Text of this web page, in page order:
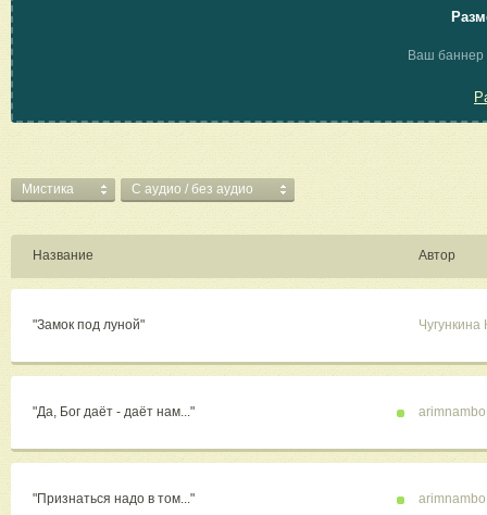
Ваш баннер
Мистика C аудио / без аудио
Название Автор
"Замок под луной"
"Да, Бог даёт - даёт нам..." arimnambo
"Признаться надо в том..." arimnambo